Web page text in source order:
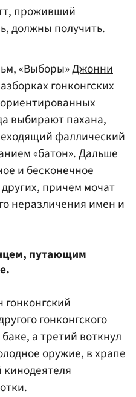
проживший
должны получить.
«Выборы»Джонни
гонконгских
выбирают пахана,
фаллический
«батон». Дальше
и бесконечное
причем мочат
неразличения имен и
путающим
гонконгский
гонконгского
а третий воткнул
оружие, в храпе